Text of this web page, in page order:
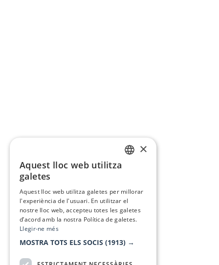
×
Aquest lloc web utilitza
galetes
Aquest lloc web utilitza galetes per millorar
l'experiència de l'usuari. En utilitzar el
nostre lloc web, accepteu totes les galetes
d’acord amb la nostra Política de galetes.
Llegir-ne més
MOSTRA TOTS ELS SOCIS (1913) →